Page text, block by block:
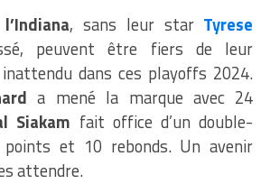
, sans leur star Tyrese
peuvent être fiers de leur
dans ces playoffs 2024.
a mené la marque avec 24
Siakam fait office d’un double-
points et 10 rebonds. Un avenir
attendre.